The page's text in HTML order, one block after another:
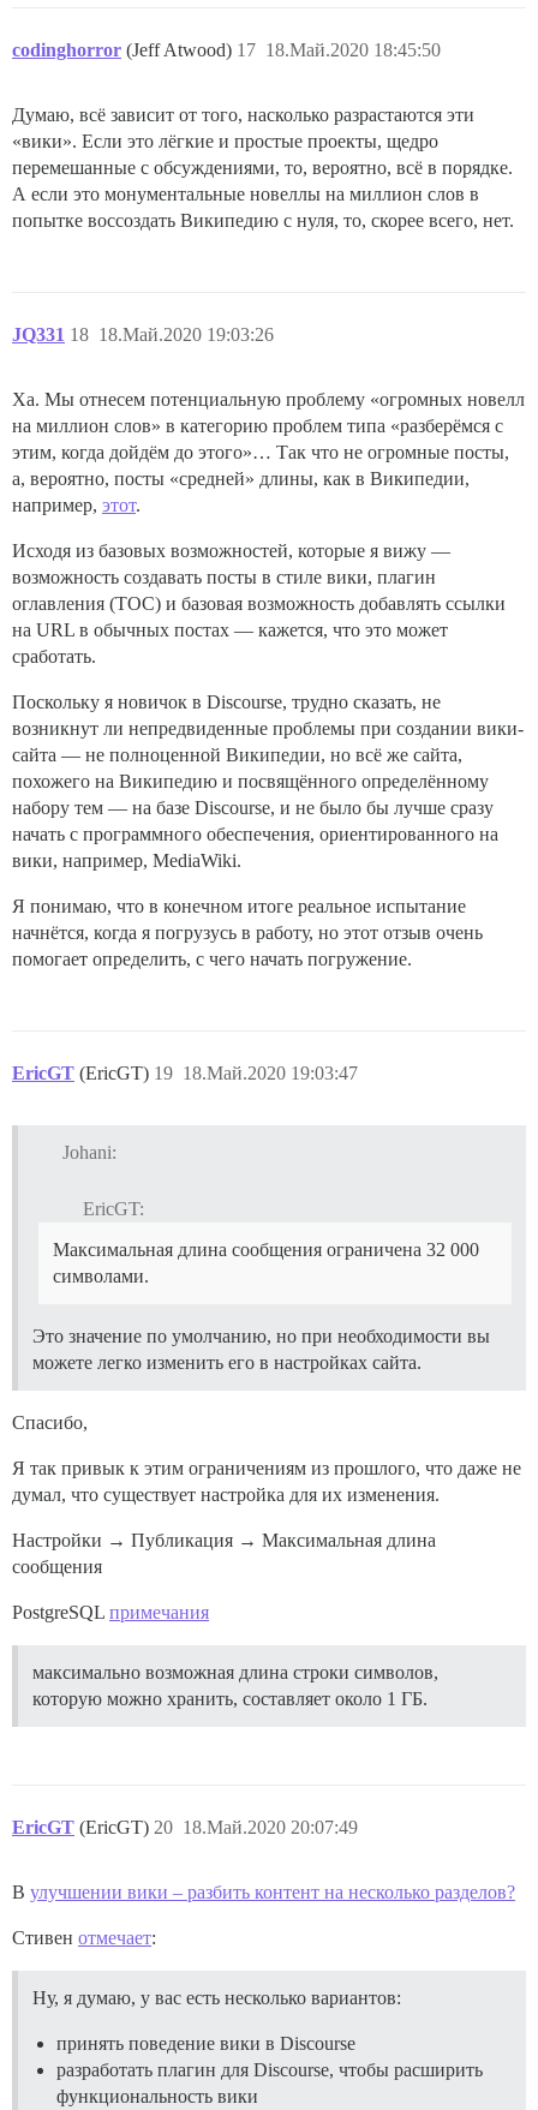
codinghorror (Jeff Atwood) 18.Май.2020 18:45:50
17
Думаю, всё зависит от того, насколько разрастаются эти
«вики». Если это лёгкие и простые проекты, щедро
перемешанные с обсуждениями, то, вероятно, всё в порядке.
А если это монументальные новеллы на миллион слов в
попытке воссоздать Википедию с нуля, то, скорее всего, нет.
JQ331 18.Май.2020 19:03:26
18
Ха. Мы отнесем потенциальную проблему «огромных новелл
на миллион слов» в категорию проблем типа «разберёмся с
этим, когда дойдём до этого»… Так что не огромные посты,
а, вероятно, посты «средней» длины, как в Википедии,
например, этот.
Исходя из базовых возможностей, которые я вижу —
возможность создавать посты в стиле вики, плагин
оглавления (TOC) и базовая возможность добавлять ссылки
на URL в обычных постах — кажется, что это может
сработать.
Поскольку я новичок в Discourse, трудно сказать, не
возникнут ли непредвиденные проблемы при создании вики-
сайта — не полноценной Википедии, но всё же сайта,
похожего на Википедию и посвящённого определённому
набору тем — на базе Discourse, и не было бы лучше сразу
начать с программного обеспечения, ориентированного на
вики, например, MediaWiki.
Я понимаю, что в конечном итоге реальное испытание
начнётся, когда я погрузусь в работу, но этот отзыв очень
помогает определить, с чего начать погружение.
EricGT (EricGT) 18.Май.2020 19:03:47
19
Johani:
EricGT:
Максимальная длина сообщения ограничена 32 000
символами.
Это значение по умолчанию, но при необходимости вы
можете легко изменить его в настройках сайта.
Спасибо,
Я так привык к этим ограничениям из прошлого, что даже не
думал, что существует настройка для их изменения.
Настройки → Публикация → Максимальная длина
сообщения
PostgreSQL примечания
максимально возможная длина строки символов,
которую можно хранить, составляет около 1 ГБ.
EricGT (EricGT) 18.Май.2020 20:07:49
20
В улучшении вики – разбить контент на несколько разделов?
Стивен отмечает:
Ну, я думаю, у вас есть несколько вариантов:
принять поведение вики в Discourse
разработать плагин для Discourse, чтобы расширить
функциональность вики